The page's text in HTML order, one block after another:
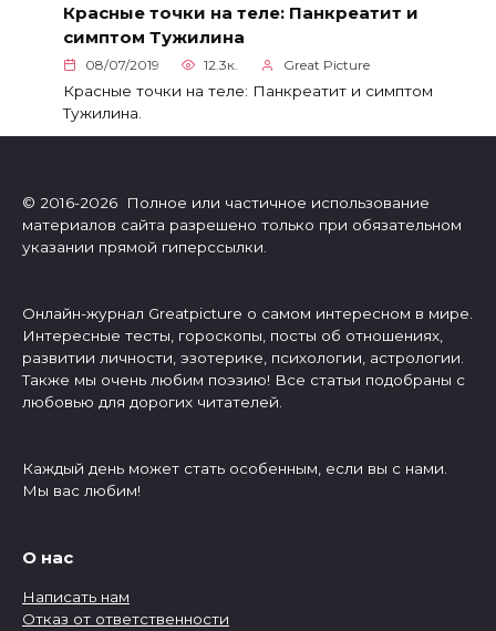
Красные точки на теле: Панкреатит и
симптом Тужилина
08/07/2019 12.3к. Great Picture
Красные точки на теле: Панкреатит и симптом
Тужилина.
© 2016-2026 Полное или частичное использование
материалов сайта разрешено только при обязательном
указании прямой гиперссылки.
Онлайн-журнал Greatpicture о самом интересном в мире.
Интересные тесты, гороскопы, посты об отношениях,
развитии личности, эзотерике, психологии, астрологии.
Также мы очень любим поэзию! Все статьи подобраны с
любовью для дорогих читателей.
Каждый день может стать особенным, если вы с нами.
Мы вас любим!
О нас
Написать нам
Отказ от ответственности